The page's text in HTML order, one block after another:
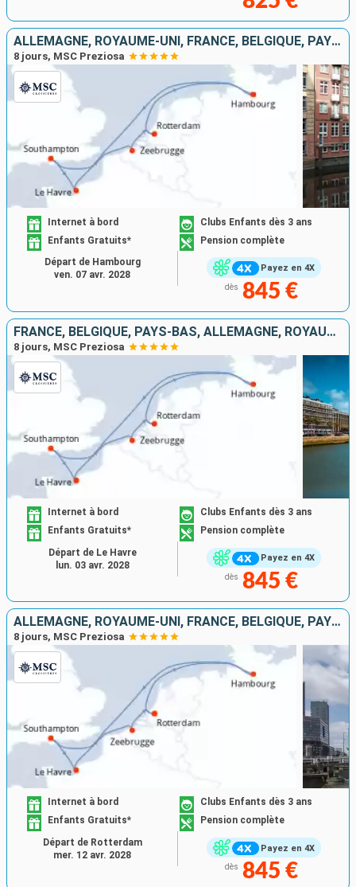
ALLEMAGNE, ROYAUME-UNI, FRANCE, BELGIQUE, PAYS-BAS
8 jours, MSC Preziosa
Payez en 4X
Internet à bord
Clubs Enfants dès 3 ans
Enfants Gratuits*
Pension complète
dès 845 €
Départ de Hambourg
ven. 07 avr. 2028
FRANCE, BELGIQUE, PAYS-BAS, ALLEMAGNE, ROYAUME-UNI
8 jours, MSC Preziosa
Payez en 4X
Internet à bord
Clubs Enfants dès 3 ans
Enfants Gratuits*
Pension complète
dès 845 €
Départ de Le Havre
lun. 03 avr. 2028
ALLEMAGNE, ROYAUME-UNI, FRANCE, BELGIQUE, PAYS-BAS
8 jours, MSC Preziosa
Payez en 4X
Internet à bord
Clubs Enfants dès 3 ans
Enfants Gratuits*
Pension complète
dès 845 €
Départ de Rotterdam
mer. 12 avr. 2028